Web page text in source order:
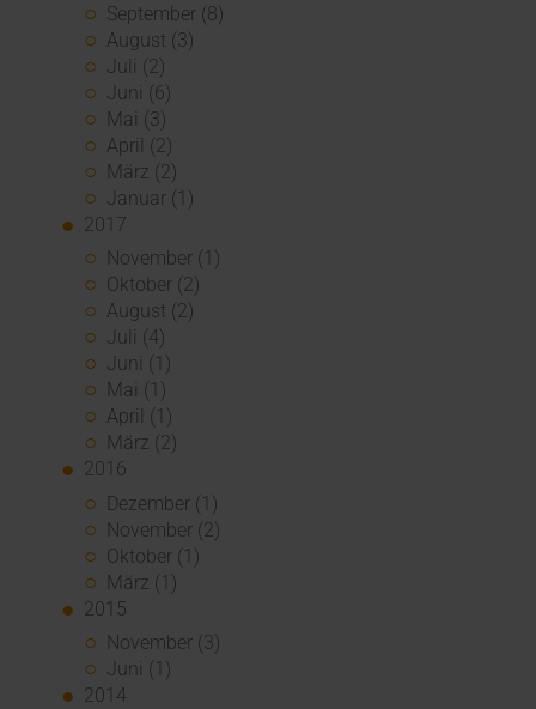
September (8)
August (3)
Juli (2)
Juni (6)
Mai (3)
April (2)
März (2)
Januar (1)
2017
November (1)
Oktober (2)
August (2)
Juli (4)
Juni (1)
Mai (1)
April (1)
März (2)
2016
Dezember (1)
November (2)
Oktober (1)
März (1)
2015
November (3)
Juni (1)
2014